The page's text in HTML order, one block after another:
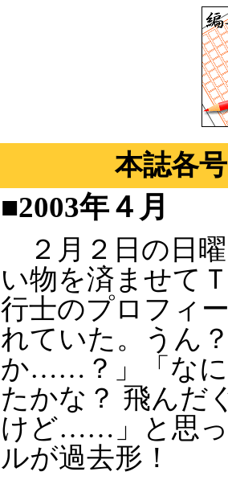
本誌各
■2003年４月
２月２日の日
い物を済ませて
行士のプロフィ
れていた。うん
か……？」「なに
たかな？ 飛んだ
けど……」と思っ
ルが過去形！